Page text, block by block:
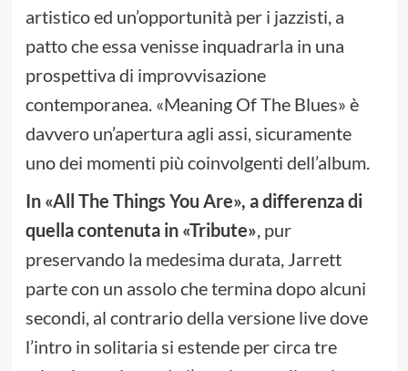
artistico ed un’opportunità per i jazzisti, a
patto che essa venisse inquadrarla in una
prospettiva di improvvisazione
contemporanea. «Meaning Of The Blues» è
davvero un’apertura agli assi, sicuramente
uno dei momenti più coinvolgenti dell’album.
In «All The Things You Are», a differenza di
quella contenuta in «Tribute», pur
preservando la medesima durata, Jarrett
parte con un assolo che termina dopo alcuni
secondi, al contrario della versione live dove
l’intro in solitaria si estende per circa tre